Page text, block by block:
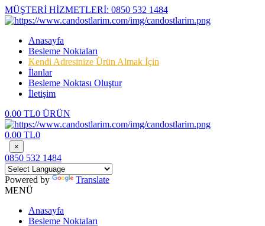
MÜŞTERİ HİZMETLERİ: 0850 532 1484
Anasayfa
Besleme Noktaları
Kendi Adresinize Ürün Almak İçin
İlanlar
Besleme Noktası Oluştur
İletişim
0.00 TL0 ÜRÜN
0.00 TL0
×
0850 532 1484
Powered by
Translate
MENÜ
Anasayfa
Besleme Noktaları